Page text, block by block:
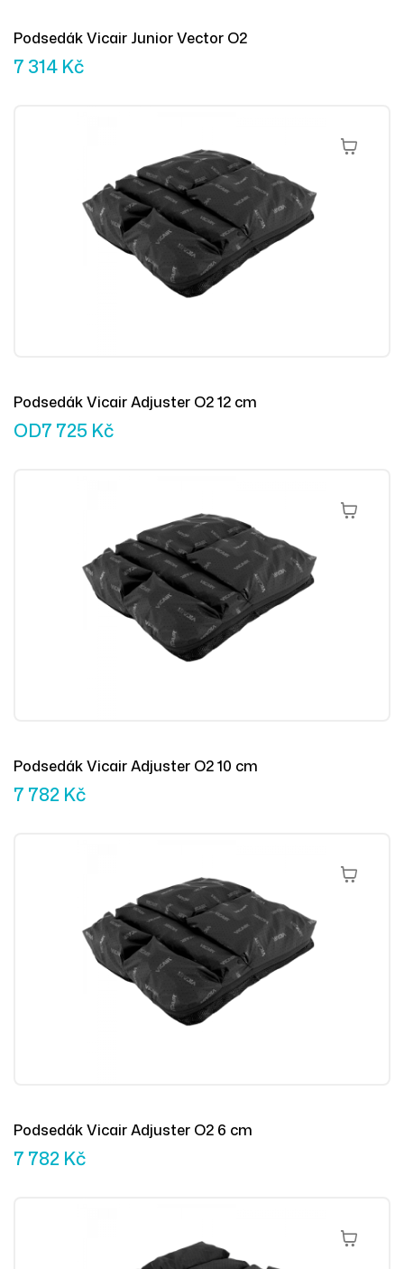
Podsedák Vicair Junior Vector O2
7 314 Kč
Výběr
Podsedák Vicair Adjuster O2 12 cm
OD7 725 Kč
Čtěte Více
Podsedák Vicair Adjuster O2 10 cm
7 782 Kč
Přidat Do
Podsedák Vicair Adjuster O2 6 cm
7 782 Kč
Přidat Do